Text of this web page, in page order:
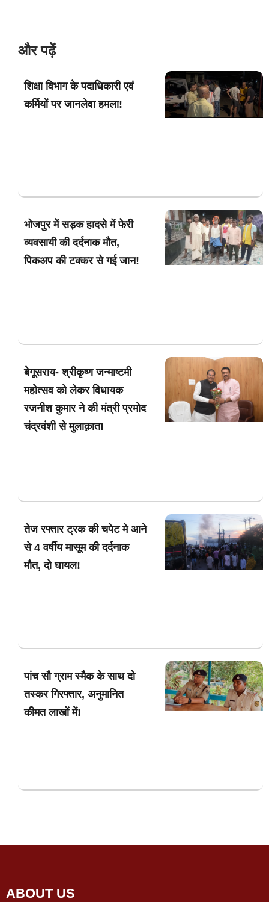
और पढ़ें
शिक्षा विभाग के पदाधिकारी एवं
कर्मियों पर जानलेवा हमला!
भोजपुर में सड़क हादसे में फेरी
व्यवसायी की दर्दनाक मौत,
पिकअप की टक्कर से गई जान!
बेगूसराय- श्रीकृष्ण जन्माष्टमी
महोत्सव को लेकर विधायक
रजनीश कुमार ने की मंत्री प्रमोद
चंद्रवंशी से मुलाक़ात!
तेज रफ्तार ट्रक की चपेट मे आने
से 4 वर्षीय मासूम की दर्दनाक
मौत, दो घायल!
पांच सौ ग्राम स्मैक के साथ दो
तस्कर गिरफ्तार, अनुमानित
कीमत लाखों में!
ABOUT US